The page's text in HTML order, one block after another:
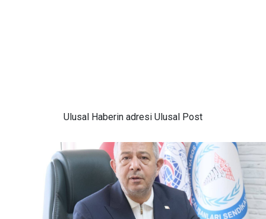
Ulusal Haberin adresi Ulusal Post